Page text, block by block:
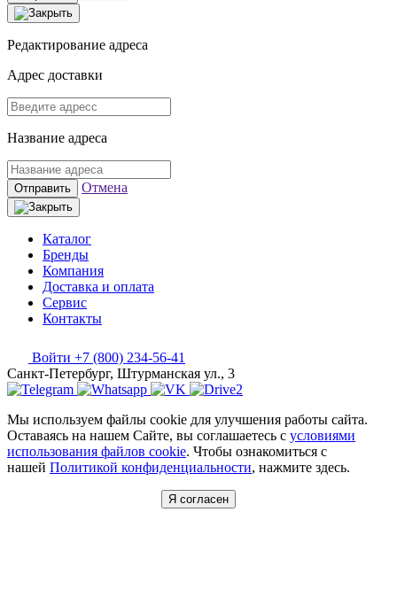
Редактирование адреса
Адрес доставки
Название адреса
Отправить Отмена
Каталог
Бренды
Компания
Доставка и оплата
Сервис
Контакты
Войти +7 (800) 234-56-41
Санкт-Петербург, Штурманская ул., 3
Мы используем файлы cookie для улучшения работы сайта.
Оставаясь на нашем Сайте, вы соглашаетесь с условиями
использования файлов cookie. Чтобы ознакомиться с
нашей Политикой конфиденциальности, нажмите здесь.
Я согласен